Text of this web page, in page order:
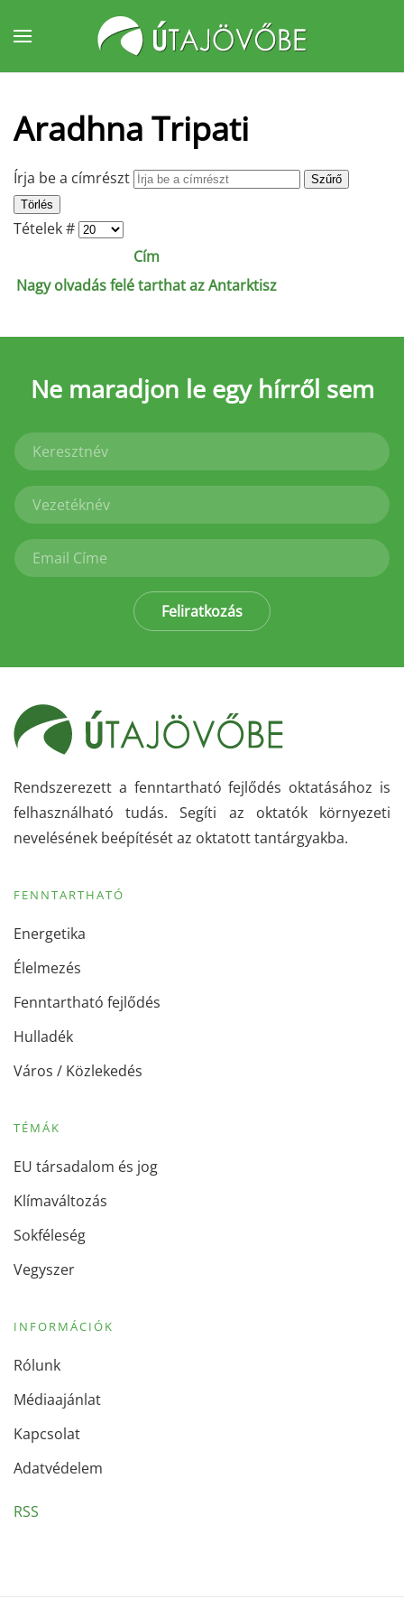
Fő tartalom átugrása
Aradhna Tripati
Írja be a címrészt
Szűrő
Törlés
Tételek #
Cím
Nagy olvadás felé tarthat az Antarktisz
Ne maradjon le egy hírről sem
Feliratkozás
Rendszerezett a fenntartható fejlődés oktatásához is
felhasználható tudás. Segíti az oktatók környezeti
nevelésének beépítését az oktatott tantárgyakba.
FENNTARTHATÓ
Energetika
Élelmezés
Fenntartható fejlődés
Hulladék
Város / Közlekedés
TÉMÁK
EU társadalom és jog
Klímaváltozás
Sokféleség
Vegyszer
INFORMÁCIÓK
Rólunk
Médiaajánlat
Kapcsolat
Adatvédelem
RSS